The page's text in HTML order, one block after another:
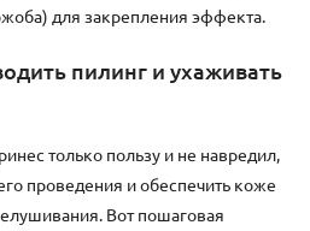
для закрепления эффекта.
пилинг и ухаживать
только пользу и не навредил,
проведения и обеспечить коже
Вот пошаговая